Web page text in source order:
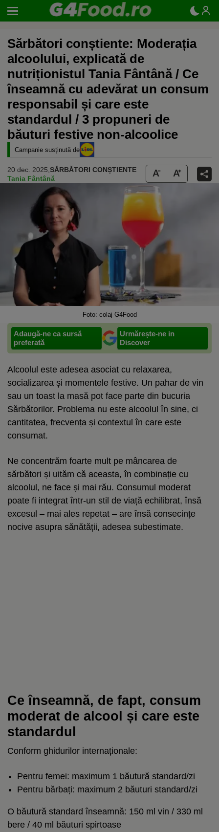
Sărbători conștiente: Moderația
alcoolului, explicată de
nutriționistul Tania Fântână / Ce
înseamnă cu adevărat un consum
responsabil și care este
standardul / 3 propuneri de
băuturi festive non-alcoolice
Campanie susținută de
20 dec. 2025, SĂRBĂTORI CONȘTIENTE
Tania Fântână
Foto: colaj G4Food
Adaugă-ne ca sursă
preferată
Urmărește-ne in
Discover
Alcoolul este adesea asociat cu relaxarea,
socializarea și momentele festive. Un pahar de vin
sau un toast la masă pot face parte din bucuria
Sărbătorilor. Problema nu este alcoolul în sine, ci
cantitatea, frecvența și contextul în care este
consumat.
Ne concentrăm foarte mult pe mâncarea de
sărbători și uităm că aceasta, în combinație cu
alcoolul, ne face și mai rău. Consumul moderat
poate fi integrat într-un stil de viață echilibrat, însă
excesul – mai ales repetat – are însă consecințe
nocive asupra sănătății, adesea subestimate.
Ce înseamnă, de fapt, consum
moderat de alcool și care este
standardul
Conform ghidurilor internaționale:
Pentru femei: maximum 1 băutură standard/zi
Pentru bărbați: maximum 2 băuturi standard/zi
O băutură standard înseamnă: 150 ml vin / 330 ml
bere / 40 ml băuturi spirtoase